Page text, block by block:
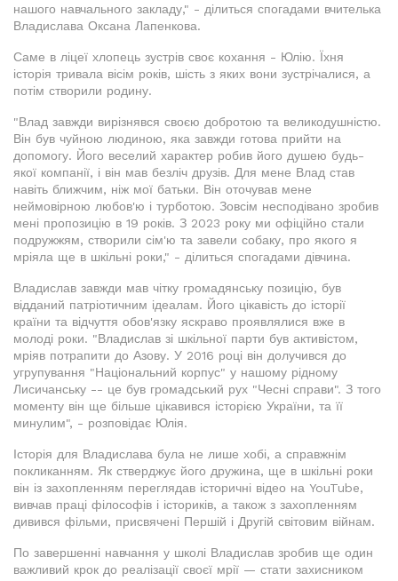
нашого навчального закладу," - ділиться спогадами вчителька
Владислава Оксана Лапенкова.
Саме в ліцеї хлопець зустрів своє кохання - Юлію. Їхня
історія тривала вісім років, шість з яких вони зустрічалися, а
потім створили родину.
"Влад завжди вирізнявся своєю добротою та великодушністю.
Він був чуйною людиною, яка завжди готова прийти на
допомогу. Його веселий характер робив його душею будь-
якої компанії, і він мав безліч друзів. Для мене Влад став
навіть ближчим, ніж мої батьки. Він оточував мене
неймовірною любов'ю і турботою. Зовсім несподівано зробив
мені пропозицію в 19 років. З 2023 року ми офіційно стали
подружжям, створили сім'ю та завели собаку, про якого я
мріяла ще в шкільні роки," - ділиться спогадами дівчина.
Владислав завжди мав чітку громадянську позицію, був
відданий патріотичним ідеалам. Його цікавість до історії
країни та відчуття обов'язку яскраво проявлялися вже в
молоді роки. "Владислав зі шкільної парти був активістом,
мріяв потрапити до Азову. У 2016 році він долучився до
угрупування "Національний корпус" у нашому рідному
Лисичанську -- це був громадський рух "Чесні справи". З того
моменту він ще більше цікавився історією України, та її
минулим", - розповідає Юлія.
Історія для Владислава була не лише хобі, а справжнім
покликанням. Як стверджує його дружина, ще в шкільні роки
він із захопленням переглядав історичні відео на YouTube,
вивчав праці філософів і істориків, а також з захопленням
дивився фільми, присвячені Першій і Другій світовим війнам.
По завершенні навчання у школі Владислав зробив ще один
важливий крок до реалізації своєї мрії — стати захисником